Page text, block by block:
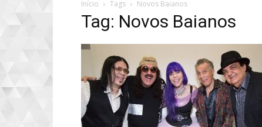
Início Tags Novos Baianos
Tag: Novos Baianos